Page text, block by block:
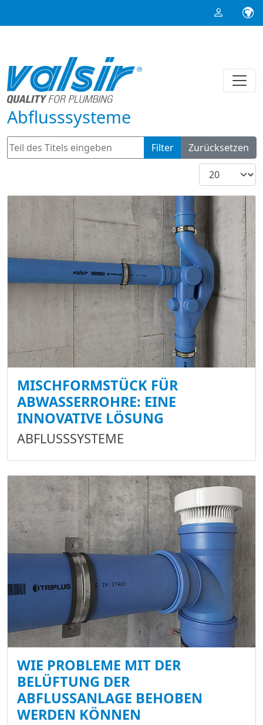
Abflusssysteme
Teil des Titels eingeben Filter
Zurücksetzen
Anzeige #
MISCHFORMSTÜCK FÜR
ABWASSERROHRE: EINE
INNOVATIVE LÖSUNG
ABFLUSSSYSTEME
WIE PROBLEME MIT DER
BELÜFTUNG DER
ABFLUSSANLAGE BEHOBEN
WERDEN KÖNNEN